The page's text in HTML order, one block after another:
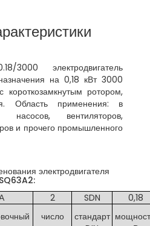
3000 электродвигатель
на 0,18 кВт 3000
ротором,
Область применения: в
насосов, вентиляторов,
и прочего промышленного
электродвигателя
2 SDN
0,18
число
стандарт